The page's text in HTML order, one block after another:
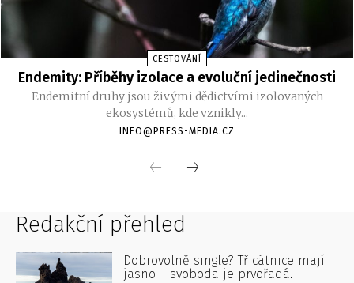
Redakční přehled
Dobrovolně single? Třicátnice mají
jasno – svoboda je prvořadá.